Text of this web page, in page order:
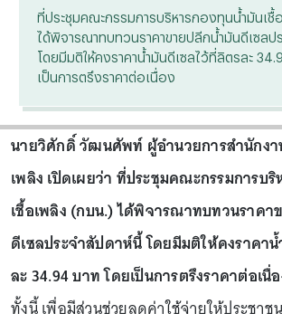
ที่ประชุมคณะกรรมการบริหารกองทุนน้ำมันเชื้
ได้พิจารณาทบทวนราคาขายปลีกน้ำมันดีเซลป
โดยมีมติให้คงราคาน้ำมันดีเซลไว้ที่ลิตรละ
เป็นการตรึงราคาต่อเนื่อง
นายวิศักดิ์ วัฒนศัพท์ ผู้อำนวยการสำนักงา
เพลิง เปิดเผยว่า ที่ประชุมคณะกรรมการบ
เชื้อเพลิง (กบน.) ได้พิจารณาทบทวนราค
ดีเซลประจำสัปดาห์นี้ โดยมีมติให้คงราคา
ละ 34.94 บาท โดยเป็นการตรึงราคาต่อเนื่
ทั้งนี้ เพื่อมีส่วนช่วยลดค่าใช้จ่ายให้ประชา